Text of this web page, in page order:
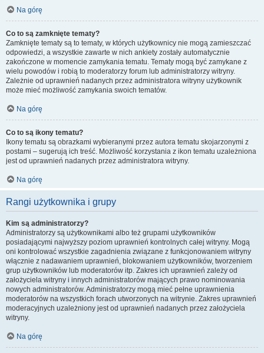
Na górę
Co to są zamknięte tematy?
Zamknięte tematy są to tematy, w których użytkownicy nie mogą zamieszczać
odpowiedzi, a wszystkie zawarte w nich ankiety zostały automatycznie
zakończone w momencie zamykania tematu. Tematy mogą być zamykane z
wielu powodów i robią to moderatorzy forum lub administratorzy witryny.
Zależnie od uprawnień nadanych przez administratora witryny użytkownik
może mieć możliwość zamykania swoich tematów.
Na górę
Co to są ikony tematu?
Ikony tematu są obrazkami wybieranymi przez autora tematu skojarzonymi z
postami – sugerują ich treść. Możliwość korzystania z ikon tematu uzależniona
jest od uprawnień nadanych przez administratora witryny.
Na górę
Rangi użytkownika i grupy
Kim są administratorzy?
Administratorzy są użytkownikami albo też grupami użytkowników
posiadającymi najwyższy poziom uprawnień kontrolnych całej witryny. Mogą
oni kontrolować wszystkie zagadnienia związane z funkcjonowaniem witryny
włącznie z nadawaniem uprawnień, blokowaniem użytkowników, tworzeniem
grup użytkowników lub moderatorów itp. Zakres ich uprawnień zależy od
założyciela witryny i innych administratorów mających prawo nominowania
nowych administratorów. Administratorzy mogą mieć pełne uprawnienia
moderatorów na wszystkich forach utworzonych na witrynie. Zakres uprawnień
moderacyjnych uzależniony jest od uprawnień nadanych przez założyciela
witryny.
Na górę